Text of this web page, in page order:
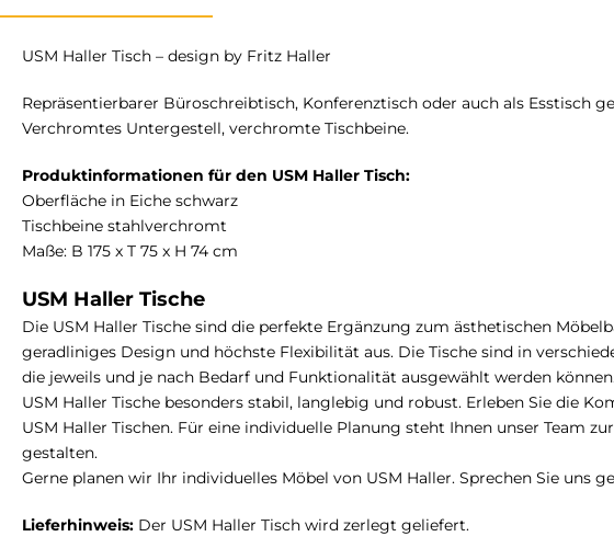
USM Haller Tisch – design by Fritz Haller
Repräsentierbarer Büroschreibtisch, Konferenztisch oder auch als Esstisch
Verchromtes Untergestell, verchromte Tischbeine.
Produktinformationen für den USM Haller Tisch:
Oberfläche in Eiche schwarz
Tischbeine stahlverchromt
Maße: B 175 x T 75 x H 74 cm
USM Haller Tische
Die USM Haller Tische sind die perfekte Ergänzung zum ästhetischen
geradliniges Design und höchste Flexibilität aus. Die Tische sind in
die jeweils und je nach Bedarf und Funktionalität ausgewählt werden
USM Haller Tische besonders stabil, langlebig und robust. Erleben Sie die
USM Haller Tischen. Für eine individuelle Planung steht Ihnen unser Team
gestalten.
Gerne planen wir Ihr individuelles Möbel von USM Haller. Sprechen Sie uns
Lieferhinweis: Der USM Haller Tisch wird zerlegt geliefert.